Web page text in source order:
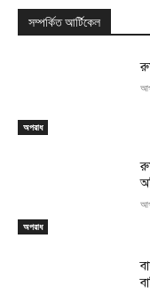
সম্পর্কিত আর্টিকেল
অপরাধ
অপরাধ